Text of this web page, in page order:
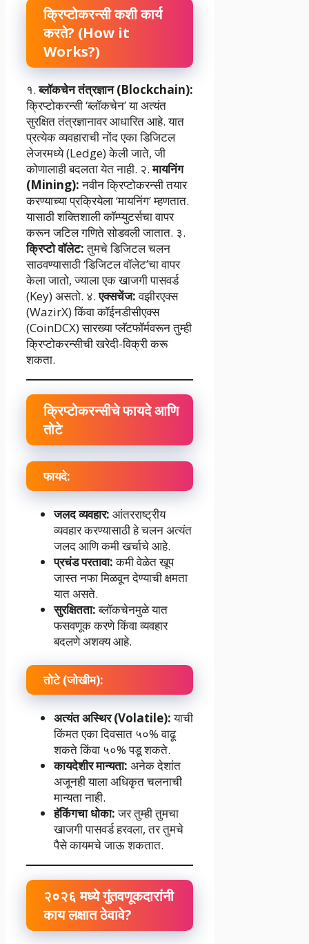
क्रिप्टोकरन्सी कशी कार्य
करते? (How it
Works?)
१.ब्लॉकचेन तंत्रज्ञान (Blockchain):
क्रिप्टोकरन्सी ‘ब्लॉकचेन’ या अत्यंत
सुरक्षित तंत्रज्ञानावर आधारित आहे. यात
प्रत्येक व्यवहाराची नोंद एका डिजिटल
लेजरमध्ये (Ledge) केली जाते, जी
कोणालाही बदलता येत नाही. २.मायनिंग
(Mining):नवीन क्रिप्टोकरन्सी तयार
करण्याच्या प्रक्रियेला ‘मायनिंग’ म्हणतात.
यासाठी शक्तिशाली कॉम्प्युटर्सचा वापर
करून जटिल गणिते सोडवली जातात. ३.
क्रिप्टो वॉलेट:तुमचे डिजिटल चलन
साठवण्यासाठी ‘डिजिटल वॉलेट’चा वापर
केला जातो, ज्याला एक खाजगी पासवर्ड
(Key) असतो. ४.एक्सचेंज:वझीरएक्स
(WazirX) किंवा कॉईनडीसीएक्स
(CoinDCX) सारख्या प्लॅटफॉर्मवरून तुम्ही
क्रिप्टोकरन्सीची खरेदी-विक्री करू
शकता.
क्रिप्टोकरन्सीचे फायदे आणि
तोटे
फायदे:
जलद व्यवहार: आंतरराष्ट्रीय
व्यवहार करण्यासाठी हे चलन अत्यंत
जलद आणि कमी खर्चाचे आहे.
प्रचंड परतावा:कमी वेळेत खूप
जास्त नफा मिळवून देण्याची क्षमता
यात असते.
सुरक्षितता:ब्लॉकचेनमुळे यात
फसवणूक करणे किंवा व्यवहार
बदलणे अशक्य आहे.
तोटे (जोखीम):
अत्यंत अस्थिर (Volatile):याची
किंमत एका दिवसात ५०% वाढू
शकते किंवा ५०% पडू शकते.
कायदेशीर मान्यता: अनेक देशांत
अजूनही याला अधिकृत चलनाची
मान्यता नाही.
हॅकिंगचा धोका:जर तुम्ही तुमचा
खाजगी पासवर्ड हरवला, तर तुमचे
पैसे कायमचे जाऊ शकतात.
२०२६ मध्ये गुंतवणूकदारांनी
काय लक्षात ठेवावे?